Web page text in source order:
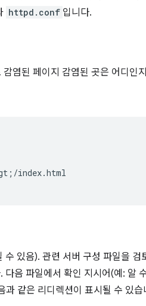
httpd.conf 입니다.
염된 페이지 감염된 곳은 어디인
; /index.html
있음). 관련 서버 구성 파일을 검
음 파일에서 확인 지시어(예: 알
과 같은 리디렉션이 표시될 수 있습